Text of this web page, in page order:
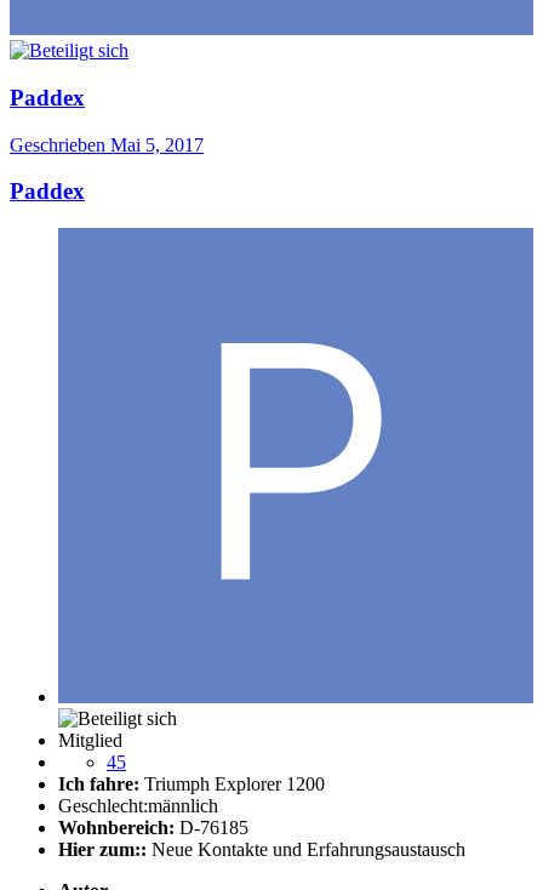
Paddex
Geschrieben Mai 5, 2017
Paddex
Mitglied
45
Ich fahre: Triumph Explorer 1200
Geschlecht:männlich
Wohnbereich: D-76185
Hier zum:: Neue Kontakte und Erfahrungsaustausch